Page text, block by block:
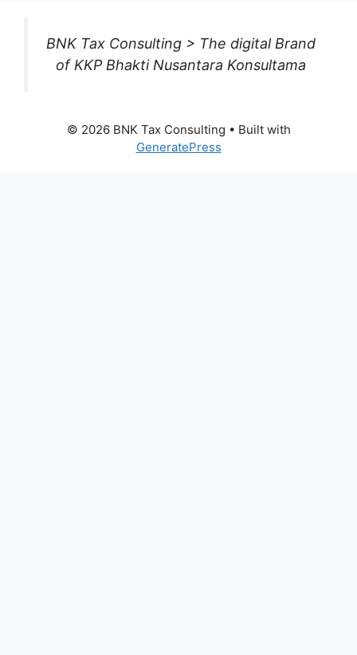
BNK Tax Consulting > The digital Brand
of KKP Bhakti Nusantara Konsultama
© 2026 BNK Tax Consulting • Built with
GeneratePress